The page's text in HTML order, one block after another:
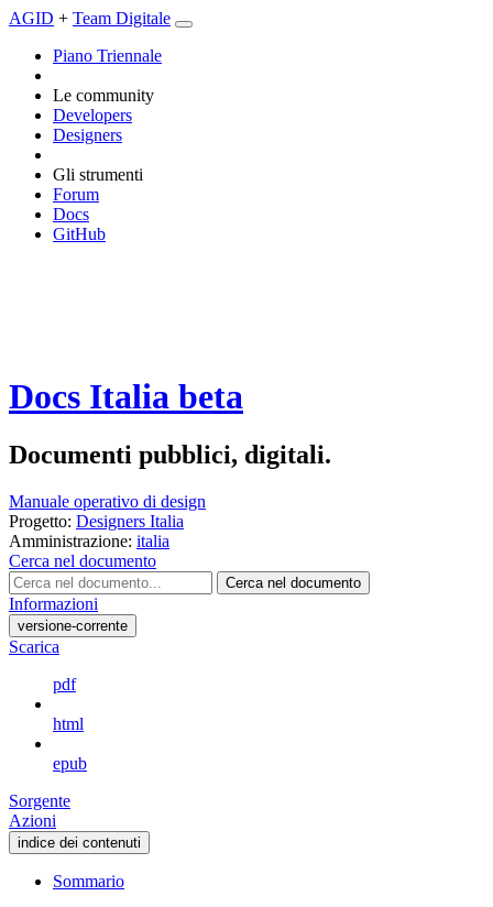
AGID + Team Digitale
Piano Triennale
Le community
Developers
Designers
Gli strumenti
Forum
Docs
GitHub
Docs Italia beta
Documenti pubblici, digitali.
Manuale operativo di design
Progetto: Designers Italia
Amministrazione: italia
Cerca nel documento
Cerca nel documento
Informazioni
versione-corrente
Scarica
pdf
html
epub
Sorgente
Azioni
indice dei contenuti
Sommario